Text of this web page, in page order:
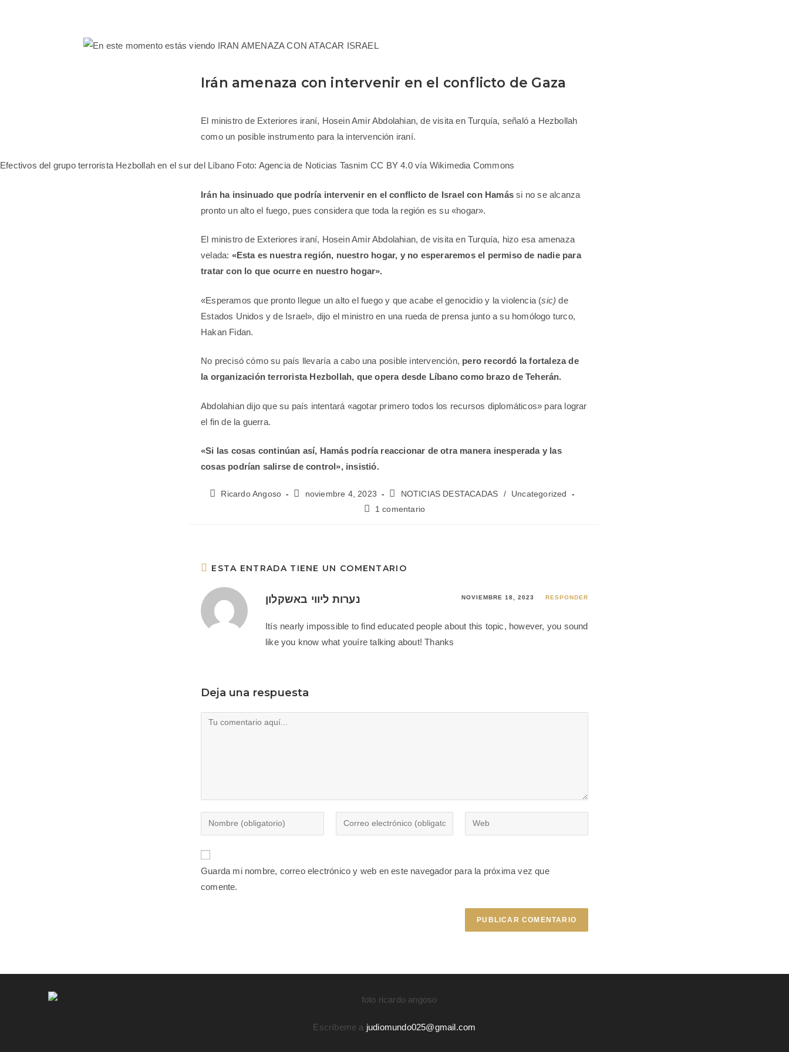
Irán amenaza con intervenir en el conflicto de Gaza
El ministro de Exteriores iraní, Hosein Amir Abdolahian, de visita en Turquía, señaló a Hezbollah
como un posible instrumento para la intervención iraní.
Efectivos del grupo terrorista Hezbollah en el sur del Líbano Foto: Agencia de Noticias Tasnim CC BY 4.0 vía Wikimedia Commons
Irán ha insinuado que podría intervenir en el conflicto de Israel con Hamás si no se alcanza
pronto un alto el fuego, pues considera que toda la región es su «hogar».
El ministro de Exteriores iraní, Hosein Amir Abdolahian, de visita en Turquía, hizo esa amenaza
velada: «Esta es nuestra región, nuestro hogar, y no esperaremos el permiso de nadie para
tratar con lo que ocurre en nuestro hogar».
«Esperamos que pronto llegue un alto el fuego y que acabe el genocidio y la violencia (sic) de
Estados Unidos y de Israel», dijo el ministro en una rueda de prensa junto a su homólogo turco,
Hakan Fidan.
No precisó cómo su país llevaría a cabo una posible intervención, pero recordó la fortaleza de
la organización terrorista Hezbollah, que opera desde Líbano como brazo de Teherán.
Abdolahian dijo que su país intentará «agotar primero todos los recursos diplomáticos» para lograr
el fin de la guerra.
«Si las cosas continúan así, Hamás podría reaccionar de otra manera inesperada y las
cosas podrían salirse de control», insistió.
Ricardo Angoso noviembre 4, 2023 NOTICIAS DESTACADAS /
Uncategorized
1 comentario
ESTA ENTRADA TIENE UN COMENTARIO
נערות ליווי באשקלון NOVIEMBRE 18, 2023 RESPONDER
Itís nearly impossible to find educated people about this topic, however, you sound
like you know what youíre talking about! Thanks
Deja una respuesta
Guarda mi nombre, correo electrónico y web en este navegador para la próxima vez que
comente.
Escríbeme a judiomundo025@gmail.com